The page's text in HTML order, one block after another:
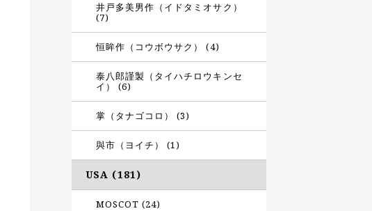
井戸多美男作（イドタミオサク）
(7)
恒眸作（コウボウサク） (4)
泰八郎謹製（タイハチロウキンセ
イ） (6)
掌（タナゴコロ） (3)
與市（ヨイチ） (1)
USA (181)
MOSCOT (24)